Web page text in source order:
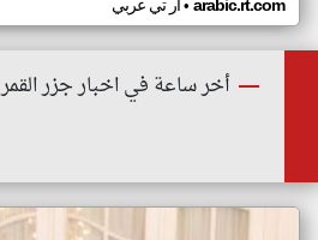
ار تي عربي• arabic.rt.com
أخر ساعة في اخبار جزر القمر